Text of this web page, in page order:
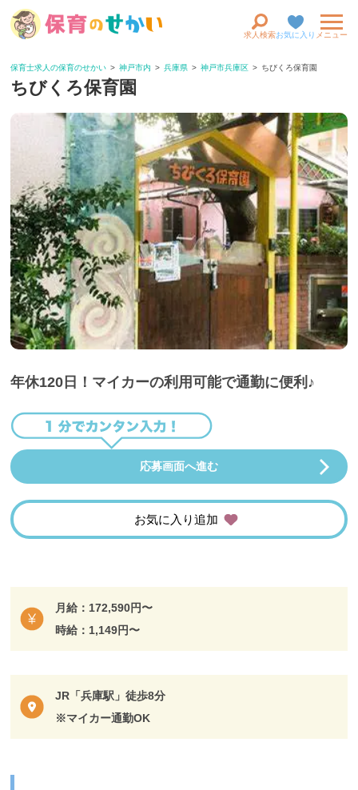
求人検索お気に入り メニュー
保育士求人の保育のせかい 神戸市内 兵庫県 神戸市兵庫区 ちびくろ保育園
ちびくろ保育園
年休120日！マイカーの利用可能で通勤に便利♪
応募画面へ進む
お気に入り追加
月給：172,590円〜
時給：1,149円〜
JR「兵庫駅」徒歩8分
※マイカー通勤OK